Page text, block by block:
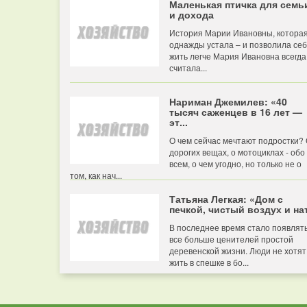
Маленькая птичка для
и дохода
История Марии Ивановны, которая
однажды устала – и позволила
жить легче Мария Ивановна всегда
считала...
Нариман Джемилев: «40
тысяч саженцев в 16 лет —
эт...
О чем сейчас мечтают подростки?
дорогих вещах, о мотоциклах - обо
всем, о чем угодно, но только не о
том, как нач...
Татьяна Легкая: «Дом с
печкой, чистый воздух и
В последнее время стало
все больше ценителей простой
деревенской жизни. Люди не хотят
жить в спешке в бо...